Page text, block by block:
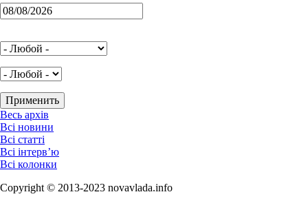
Весь архів
Всі новини
Всі статті
Всі інтерв’ю
Всі колонки
Copyright © 2013-2023 novavlada.info